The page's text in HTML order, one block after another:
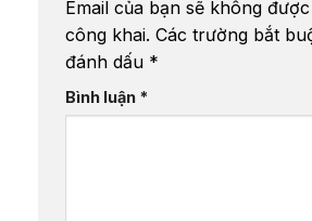
Email của bạn sẽ không
công khai. Các trường bắt
đánh dấu *
Bình luận *